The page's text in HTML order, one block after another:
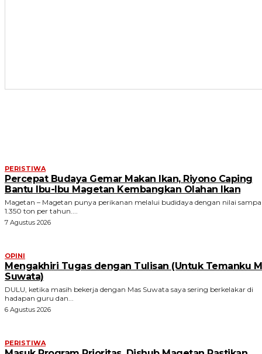
PERISTIWA
Percepat Budaya Gemar Makan Ikan, Riyono Caping
Bantu Ibu-Ibu Magetan Kembangkan Olahan Ikan
Magetan – Magetan punya perikanan melalui budidaya dengan nilai
1.350 ton per tahun....
7 Agustus 2026
OPINI
Mengakhiri Tugas dengan Tulisan (Untuk Temanku
Suwata)
DULU, ketika masih bekerja dengan Mas Suwata saya sering berkelakar di
hadapan guru dan...
6 Agustus 2026
PERISTIWA